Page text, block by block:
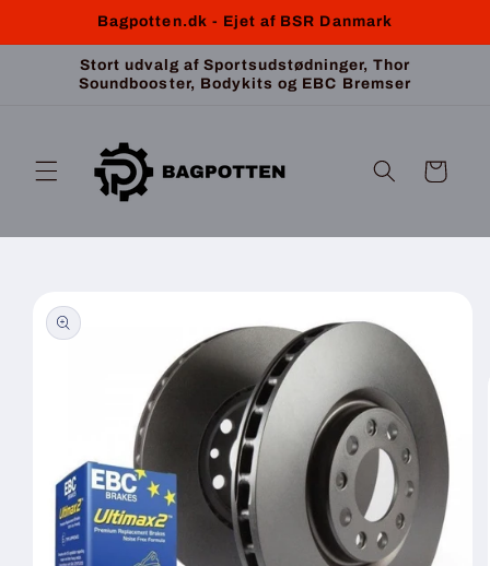
Bagpotten.dk - Ejet af BSR Danmark
Stort udvalg af Sportsudstødninger, Thor
Soundbooster, Bodykits og EBC Bremser
Indkøbskurv